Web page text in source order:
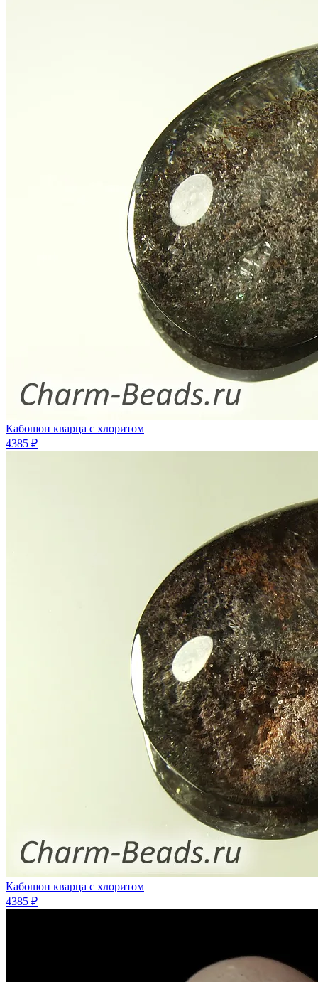
Кабошон кварца с хлоритом
4385 ₽
Кабошон кварца с хлоритом
4385 ₽